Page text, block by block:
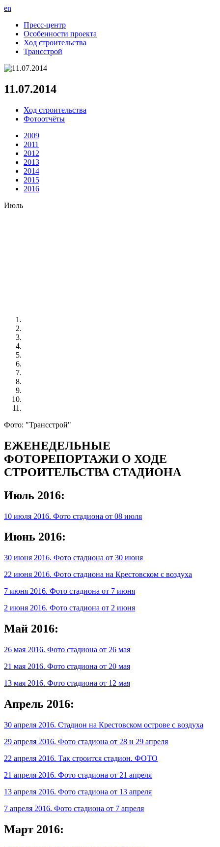
en
Пресс-центр
Особенности проекта
Ход строительства
Трансстрой
11.07.2014
Ход строительства
Фотоотчёты
2009
2011
2012
2013
2014
2015
2016
Июль
Фото: "Трансстрой"
ЕЖЕНЕДЕЛЬНЫЕ
ФОТОРЕПОРТАЖИ О ХОДЕ
СТРОИТЕЛЬСТВА СТАДИОНА
Июль 2016:
10 июля 2016. Фото стадиона от 08 июля
Июнь 2016:
30 июня 2016. Фото стадиона от 30 июня
22 июня 2016. Фото стадиона на Крестовском с воздуха
7 июня 2016. Фото стадиона от 7 июня
2 июня 2016. Фото стадиона от 2 июня
Май 2016:
26 мая 2016. Фото стадиона от 26 мая
21 мая 2016. Фото стадиона от 20 мая
13 мая 2016. Фото стадиона от 12 мая
Апрель 2016:
30 апреля 2016. Стадион на Крестовском острове с воздуха
29 апреля 2016. Фото стадиона от 28 и 29 апреля
22 апреля 2016. Так строится стадион. ФОТО
21 апреля 2016. Фото стадиона от 21 апреля
13 апреля 2016. Фото стадиона от 13 апреля
7 апреля 2016. Фото стадиона от 7 апреля
Март 2016: